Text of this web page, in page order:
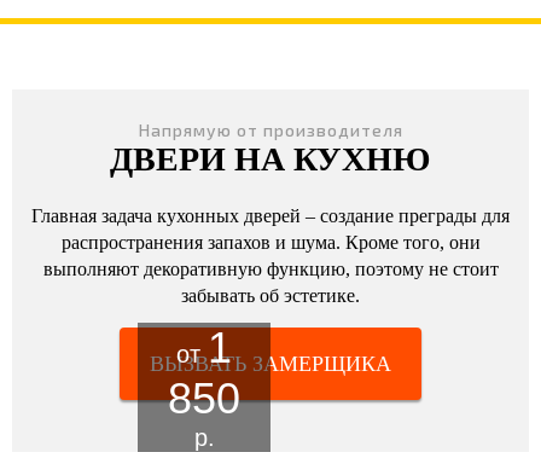
Напрямую от производителя
ДВЕРИ НА КУХНЮ
Главная задача кухонных дверей – создание преграды для
распространения запахов и шума. Кроме того, они
выполняют декоративную функцию, поэтому не стоит
забывать об эстетике.
ВЫЗВАТЬ ЗАМЕРЩИКА
от1
850
р.